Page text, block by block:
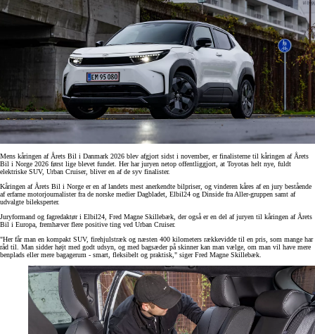
Mens kåringen af Årets Bil i Danmark 2026 blev afgjort sidst i november, er finalisterne til kåringen af Årets
Bil i Norge 2026 først lige blevet fundet. Her har juryen netop offentliggjort, at Toyotas helt nye, fuldt
elektriske SUV, Urban Cruiser, bliver en af de syv finalister.
Kåringen af Årets Bil i Norge er en af landets mest anerkendte bilpriser, og vinderen kåres af en jury bestående
af erfarne motorjournalister fra de norske medier Dagbladet, Elbil24 og Dinside fra Aller-gruppen samt af
udvalgte bileksperter.
Juryformand og fagredaktør i Elbil24, Fred Magne Skillebæk, der også er en del af juryen til kåringen af Årets
Bil i Europa, fremhæver flere positive ting ved Urban Cruiser.
"Her får man en kompakt SUV, firehjulstræk og næsten 400 kilometers rækkevidde til en pris, som mange har
råd til. Man sidder højt med godt udsyn, og med bagsæder på skinner kan man vælge, om man vil have mere
benplads eller mere bagagerum - smart, fleksibelt og praktisk," siger Fred Magne Skillebæk.